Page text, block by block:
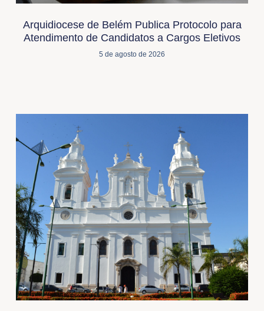
Arquidiocese de Belém Publica Protocolo para
Atendimento de Candidatos a Cargos Eletivos
5 de agosto de 2026